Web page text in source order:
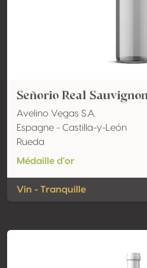
Señorio Real
Avelino Vegas S.A.
Espagne - Castilla-y-León
Rueda
Médaille d'or
Vin - Tranquille